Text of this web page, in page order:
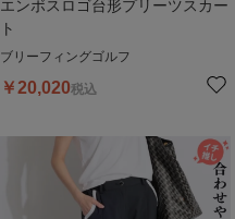
エンボスロゴ台形プリーツスカー
ト
ブリーフィングゴルフ
￥20,020税込